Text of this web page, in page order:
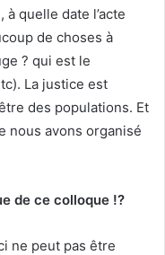
quelle date l’acte
de choses à
? qui est le
La justice est
des populations. Et
nous avons organisé
de ce colloque !?
ne peut pas être